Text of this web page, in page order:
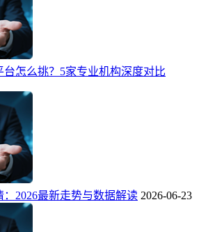
台怎么挑？5家专业机构深度对比
2026最新走势与数据解读 2026-06-23